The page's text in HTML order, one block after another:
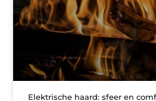
Elektrische haard: sfeer en